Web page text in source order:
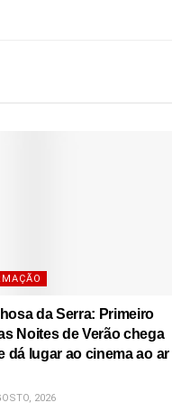
da Serra: Primeiro
Noites de Verão chega
dá lugar ao cinema ao ar
2026